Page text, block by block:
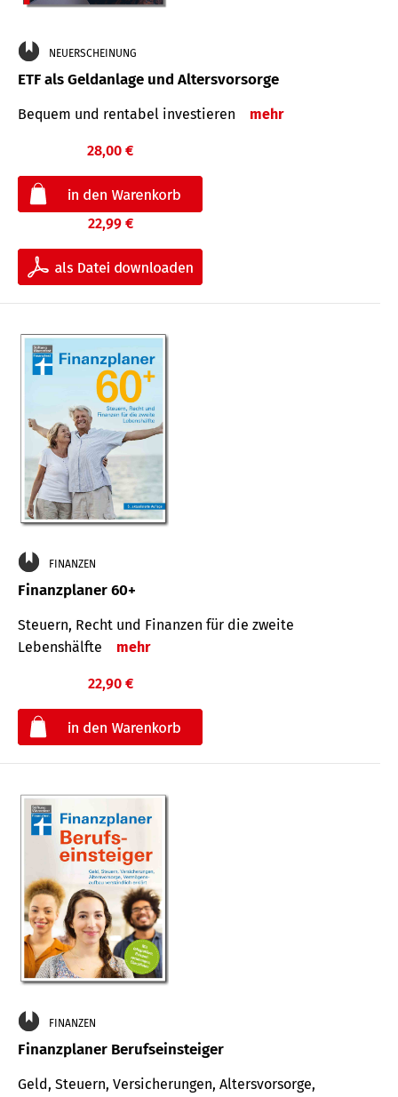
NEUERSCHEINUNG
ETF als Geldanlage und Altersvorsorge
Bequem und rentabel investieren mehr
28,00 €
22,99 €
FINANZEN
Finanzplaner 60+
Steuern, Recht und Finanzen für die zweite
Lebenshälfte
mehr
22,90 €
FINANZEN
Finanzplaner Berufseinsteiger
Geld, Steuern, Versicherungen, Altersvorsorge,